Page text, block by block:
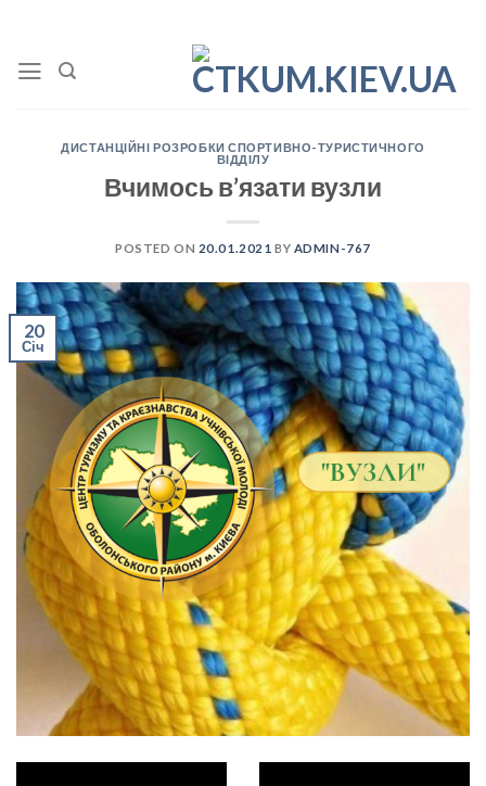
content
ДИСТАНЦІЙНІ РОЗРОБКИ СПОРТИВНО-ТУРИСТИЧНОГО
ВІДДІЛУ
Вчимось в’язати вузли
POSTED ON 20.01.2021 BY ADMIN-767
20
Січ